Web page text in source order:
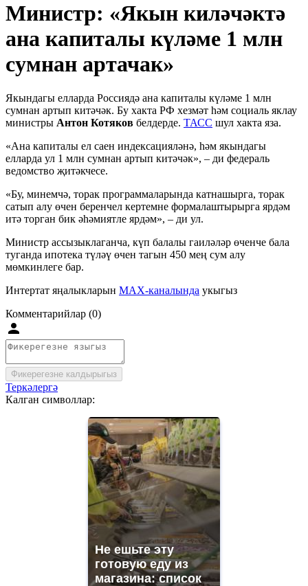
Министр: «Якын киләчәктә
ана капиталы күләме 1 млн
сумнан артачак»
Якындагы елларда Россиядә ана капиталы күләме 1 млн
сумнан артып китәчәк. Бу хакта РФ хезмәт һәм социаль яклау
министры Антон Котяков белдерде. ТАСС шул хакта яза.
«Ана капиталы ел саен индексацияләнә, һәм якындагы
елларда ул 1 млн сумнан артып китәчәк», – ди федераль
ведомство җитәкчесе.
«Бу, минемчә, торак программаларында катнашырга, торак
сатып алу өчен беренчел кертемне формалаштырырга ярдәм
итә торган бик әһәмиятле ярдәм», – ди ул.
Министр ассызыклаганча, күп балалы гаиләләр өченче бала
туганда ипотека түләү өчен тагын 450 мең сум алу
мөмкинлеге бар.
Интертат яңалыкларын MAX-каналында укыгыз
Комментарийлар (0)
Фикерегезне калдырыгыз
Теркәлергә
Калган символлар:
Не ешьте эту
готовую еду из
магазина: список